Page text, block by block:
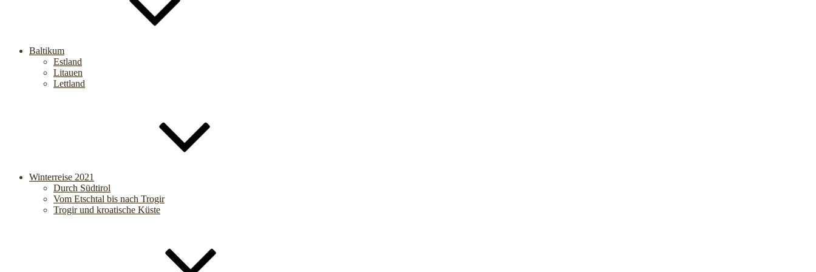
Baltikum
Estland
Litauen
Lettland
Winterreise 2021
Durch Südtirol
Vom Etschtal bis nach Trogir
Trogir und kroatische Küste